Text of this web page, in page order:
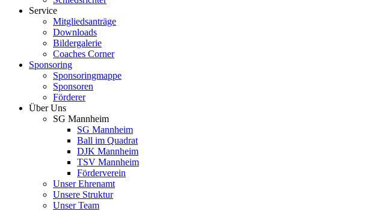
Service
Mitgliedsanträge
Downloads
Bildergalerie
Coaches Corner
Sponsoring
Sponsoringmappe
Sponsoren
Förderer
Über Uns
SG Mannheim
SG Mannheim
Ball im Quadrat
DJK Mannheim
TSV Mannheim
Förderverein
Unser Ehrenamt
Unsere Struktur
Unser Team